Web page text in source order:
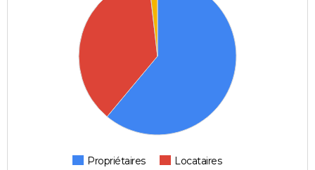
Propriétaires
Locataires